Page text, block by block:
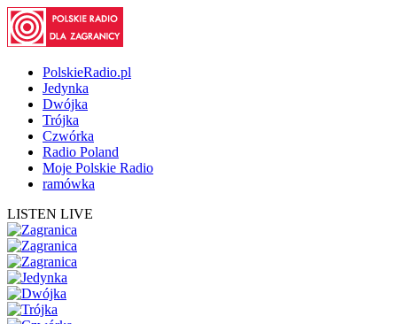
PolskieRadio.pl
Jedynka
Dwójka
Trójka
Czwórka
Radio Poland
Moje Polskie Radio
ramówka
LISTEN LIVE